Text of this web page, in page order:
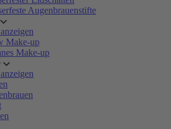
Augenbrauenstifte
Make-up
Make-up